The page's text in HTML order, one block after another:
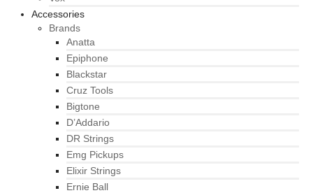
Accessories
Brands
Anatta
Epiphone
Blackstar
Cruz Tools
Bigtone
D’Addario
DR Strings
Emg Pickups
Elixir Strings
Ernie Ball